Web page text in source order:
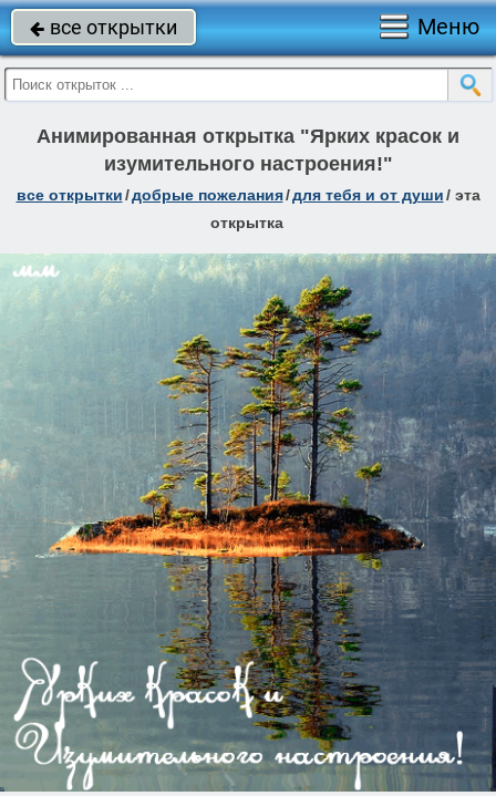
 все открытки Меню
Анимированная открытка "Ярких красок и
изумительного настроения!"
все открытки/добрые пожелания/для тебя и от души/ эта
открытка